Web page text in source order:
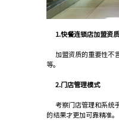
1.快餐连锁店加盟资质
加盟资质的重要性不
等。
2.门店管理模式
考察门店管理和系统
的结果才更加可靠精准。